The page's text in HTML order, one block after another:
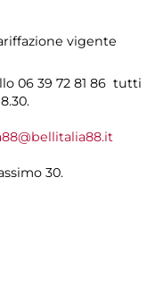
vigente
06 39 72 81 86 tutti
30.